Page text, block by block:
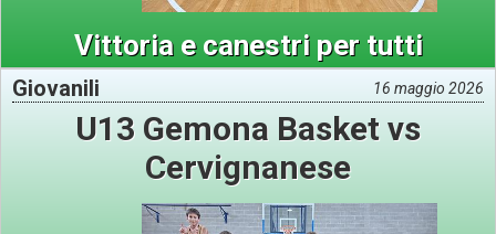
Vittoria e canestri per tutti
Giovanili 16 maggio 2026
U13 Gemona Basket vs
Cervignanese